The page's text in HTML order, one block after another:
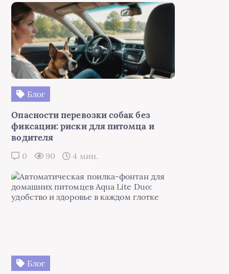
Блог
Опасности перевозки собак без
фиксации: риски для питомца и
водителя
0 90 4 мин.
Блог